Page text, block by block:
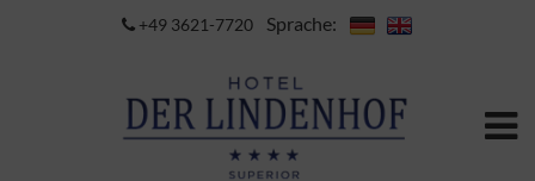
+49 3621-7720 Sprache: